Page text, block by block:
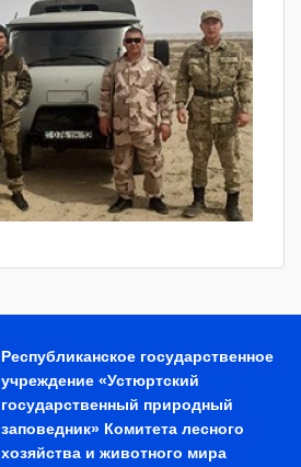
Республиканское государственное
учреждение «Устюртский
государственный природный
заповедник» Комитета лесного
хозяйства и животного мира